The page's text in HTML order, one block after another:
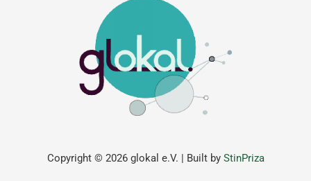
Copyright © 2026 glokal e.V. | Built by StinPriza